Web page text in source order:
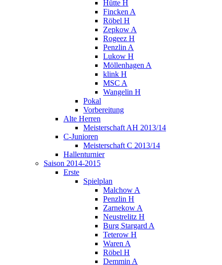
Hütte H
Fincken A
Röbel H
Zepkow A
Rogeez H
Penzlin A
Lukow H
Möllenhagen A
klink H
MSC A
Wangelin H
Pokal
Vorbereitung
Alte Herren
Meisterschaft AH 2013/14
C-Junioren
Meisterschaft C 2013/14
Hallenturnier
Saison 2014-2015
Erste
Spielplan
Malchow A
Penzlin H
Zarnekow A
Neustrelitz H
Burg Stargard A
Teterow H
Waren A
Röbel H
Demmin A